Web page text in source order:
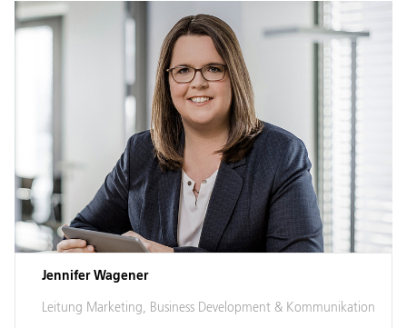
Jennifer Wagener
Leitung Marketing, Business Development & Kommunikation